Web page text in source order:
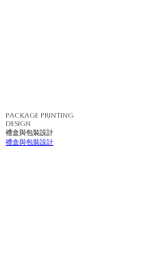
PACKAGE PRINTING
DESIGN
禮盒與包裝設計
禮盒與包裝設計